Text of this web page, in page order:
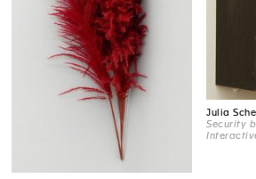
Julia
Security